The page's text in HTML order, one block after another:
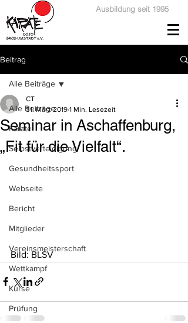
Ausbildung seit 1995
Beitrag
Alle Beiträge
Karate
Selbstverteidigung
Gesundheitssport
Webseite
Bericht
Mitglieder
Vereinsmeisterschaft
Wettkampf
Kurse
Prüfung
Alle Beiträge
Seminar in Aschaffenburg,
„Fit für die Vielfalt“.
CT
31. März 2019 1 Min. Lesezeit
Bild: BLSV